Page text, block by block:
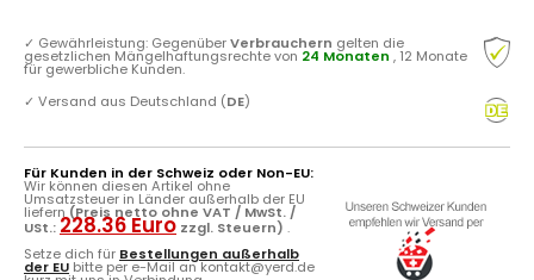
✓ Gewährleistung: GegenüberVerbrauchern gelten die
gesetzlichen Mängelhaftungsrechte von 24 Monaten , 12 Monate
für gewerbliche Kunden.
✓ Versand aus Deutschland (DE)
Für Kunden in der Schweiz oder Non-EU:
Wir können diesen Artikel ohne
Umsatzsteuer in Länder außerhalb der EU
liefern (Preis netto ohne VAT / MwSt. /
USt.: 228.36 Euro zzgl. Steuern) .
Setze dich für Bestellungen außerhalb
der EU bitte per e-Mail an kontakt@yerd.de